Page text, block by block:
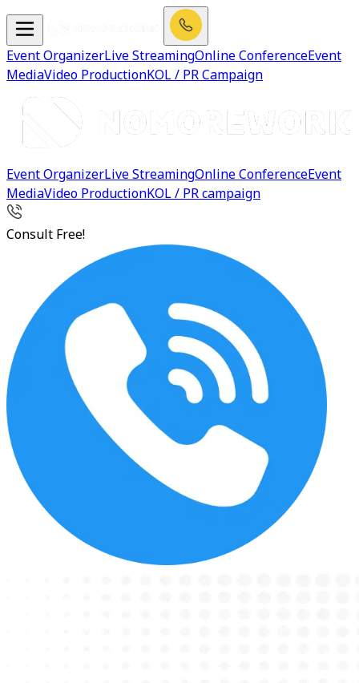
Event OrganizerLive StreamingOnline ConferenceEvent
MediaVideo ProductionKOL / PR Campaign
Event OrganizerLive StreamingOnline ConferenceEvent
MediaVideo ProductionKOL / PR campaign
Consult Free!